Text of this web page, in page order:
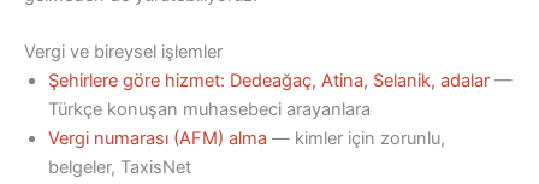
Vergi ve bireysel işlemler
Şehirlere göre hizmet: Dedeağaç, Atina, Selanik, adalar —
Türkçe konuşan muhasebeci arayanlara
Vergi numarası (AFM) alma — kimler için zorunlu,
belgeler, TaxisNet